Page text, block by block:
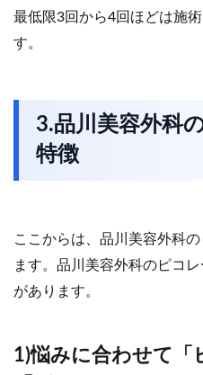
最低限3回から4回ほどは施
す。
3.品川美容外科
特徴
ここからは、品川美容外科
ます。品川美容外科のピコ
があります。
1)悩みに合わせて「